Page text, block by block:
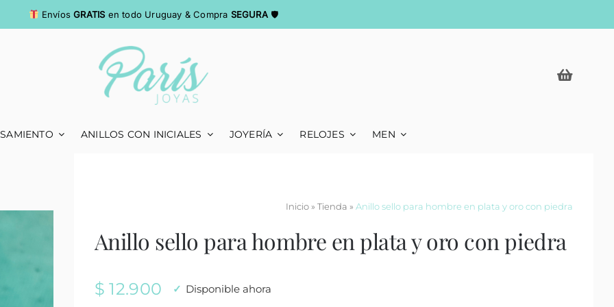
EnvíosGRATIS en todo Uruguay & Compra SEGURA🛡
ANILLOS CON INICIALES JOYERÍA RELOJES MEN
Inicio» Tienda » Anillo sello para hombre en plata y oro con piedra
Anillo sello para hombre en plata y oro con piedra
$ 12.900 Disponible ahora